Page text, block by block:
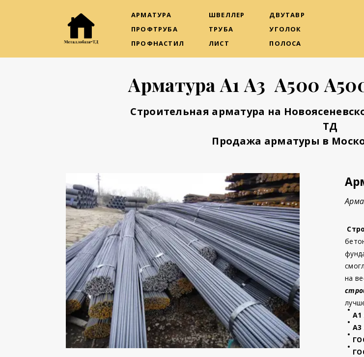
АРМАТУРА
ПРОФТРУБА
ПРОФНАСТИЛ
ШВЕЛЛЕР
ТРУБА
ЛИСТ
ДВУТАВР
УГОЛОК
ПОЛОСА
Арматура А1 А3 А500
Строительная арматура на
ТД
Продажа арматуры в
на
А1
А3